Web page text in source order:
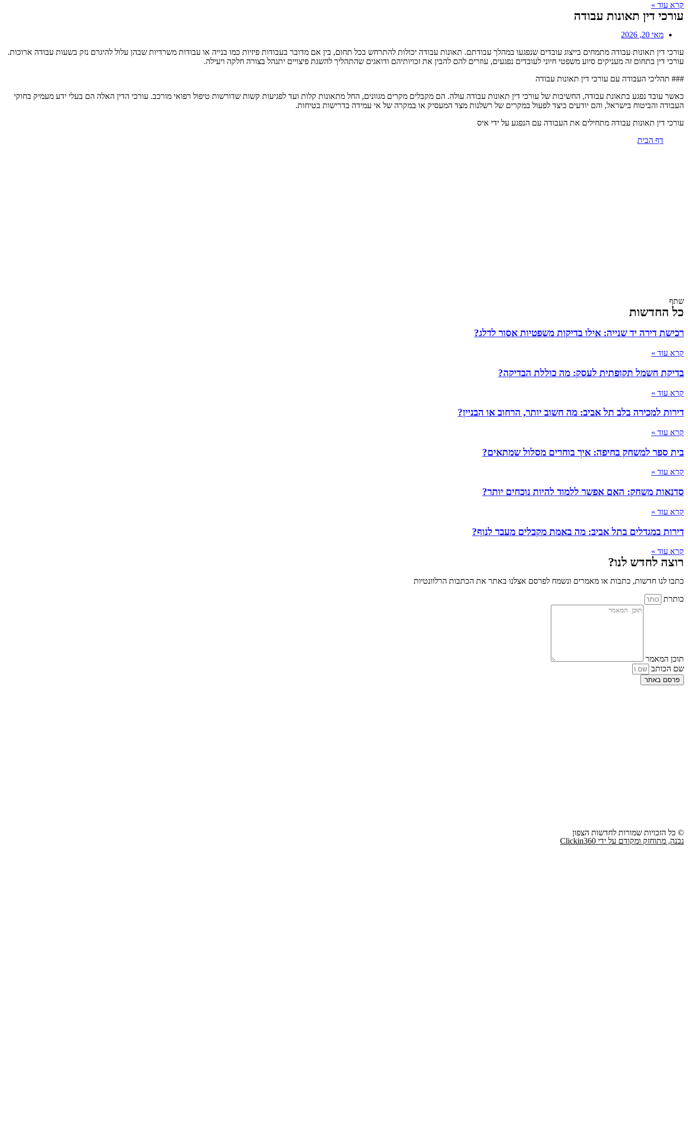
קרא עוד »
עורכי דין תאונות עבודה
מאי 20, 2026
עורכי דין תאונות עבודה מתמחים בייצוג עובדים שנפגעו במהלך עבודתם. תאונות עבודה יכולות להתרחש בכל תחום, בין אם מדובר בעבודות פיזיות כמו בנייה או עבודות משרדיות שבהן עלול להיגרם נזק בשעות עבודה ארוכות.
עורכי דין בתחום זה מעניקים סיוע משפטי חיוני לעובדים נפגעים, עוזרים להם להבין את זכויותיהם ודואגים שהתהליך להשגת פיצויים יתנהל בצורה חלקה ויעילה.
### תהליכי העבודה עם עורכי דין תאונות עבודה
כאשר עובד נפגע בתאונת עבודה, החשיבות של עורכי דין תאונות עבודה עולה. הם מקבלים מקרים מגוונים, החל מתאונות קלות ועד לפגיעות קשות שדורשות טיפול רפואי מורכב. עורכי הדין האלה הם בעלי ידע מעמיק בחוקי
העבודה והביטוח בישראל, והם יודעים כיצד לפעול במקרים של רשלנות מצד המעסיק או במקרה של אי עמידה בדרישות בטיחות.
עורכי דין תאונות עבודה מתחילים את העבודה עם הנפגע על ידי איס
דף הבית
שתף
כל החדשות
רכישת דירה יד שנייה: אילו בדיקות משפטיות אסור לדלג?
קרא עוד »
בדיקת חשמל תקופתית לעסק: מה כוללת הבדיקה?
קרא עוד »
דירות למכירה בלב תל אביב: מה חשוב יותר, הרחוב או הבניין?
קרא עוד »
בית ספר למשחק בחיפה: איך בוחרים מסלול שמתאים?
קרא עוד »
סדנאות משחק: האם אפשר ללמוד להיות נוכחים יותר?
קרא עוד »
דירות במגדלים בתל אביב: מה באמת מקבלים מעבר לנוף?
קרא עוד »
רוצה לחדש לנו?
כתבו לנו חדשות, כתבות או מאמרים ונשמח לפרסם אצלנו באתר את הכתבות הרלוונטיות
כותרת
תוכן המאמר
שם הכותב
פרסם באתר
© כל הזכויות שמורות לחדשות הצפון
נבנה, מתוחזק ומקודם על ידי Clickin360